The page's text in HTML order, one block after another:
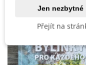
Jen nezbytné
Přejít na